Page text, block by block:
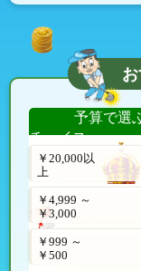
予算で選
チョイス
￥20,000以
上
￥4,999 ～
￥3,000
￥999 ～
￥500